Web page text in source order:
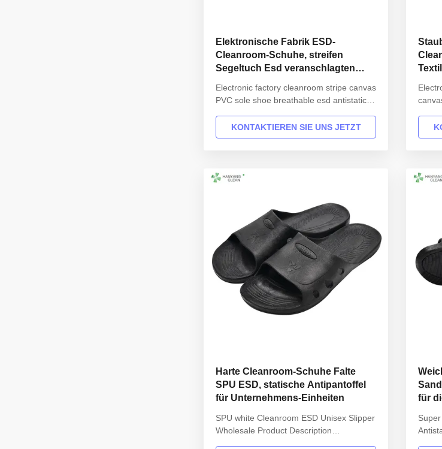
Elektronische Fabrik ESD-
Cleanroom-Schuhe, streifen
Segeltuch Esd veranschlagten
Electronic factory cleanroom stripe canvas
PVC sole shoe breathable esd antistatic
Model No.: H-3512 Design: Unisex Sole:
anti static PVC Heat-resistant material
11.5(US),other ...
KONTAKTIEREN SIE UNS JETZT
top
ESD
Harte Cleanroom-Schuhe Falte
SPU ESD, statische Antipantoffel
für Unternehmens-Einheiten
SPU white Cleanroom ESD Unisex Slipper
Wholesale Product Description
für